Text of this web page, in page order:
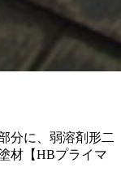
分に、弱溶剤形二
材【HBプライマ